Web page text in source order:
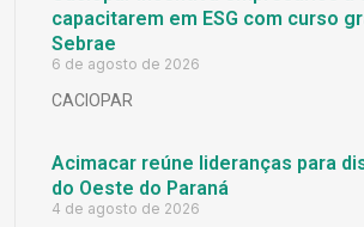
capacitarem em ESG com curso
Sebrae
6 de agosto de 2026
CACIOPAR
Acimacar reúne lideranças para
do Oeste do Paraná
4 de agosto de 2026